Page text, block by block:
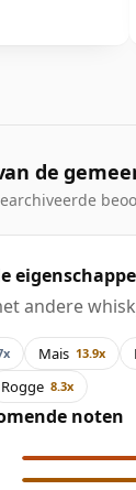
de
andere
Mais 13.9x
Rogge 8.3x
noten